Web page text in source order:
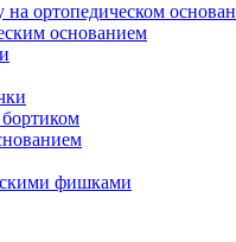
на ортопедическом
основанием
фишками